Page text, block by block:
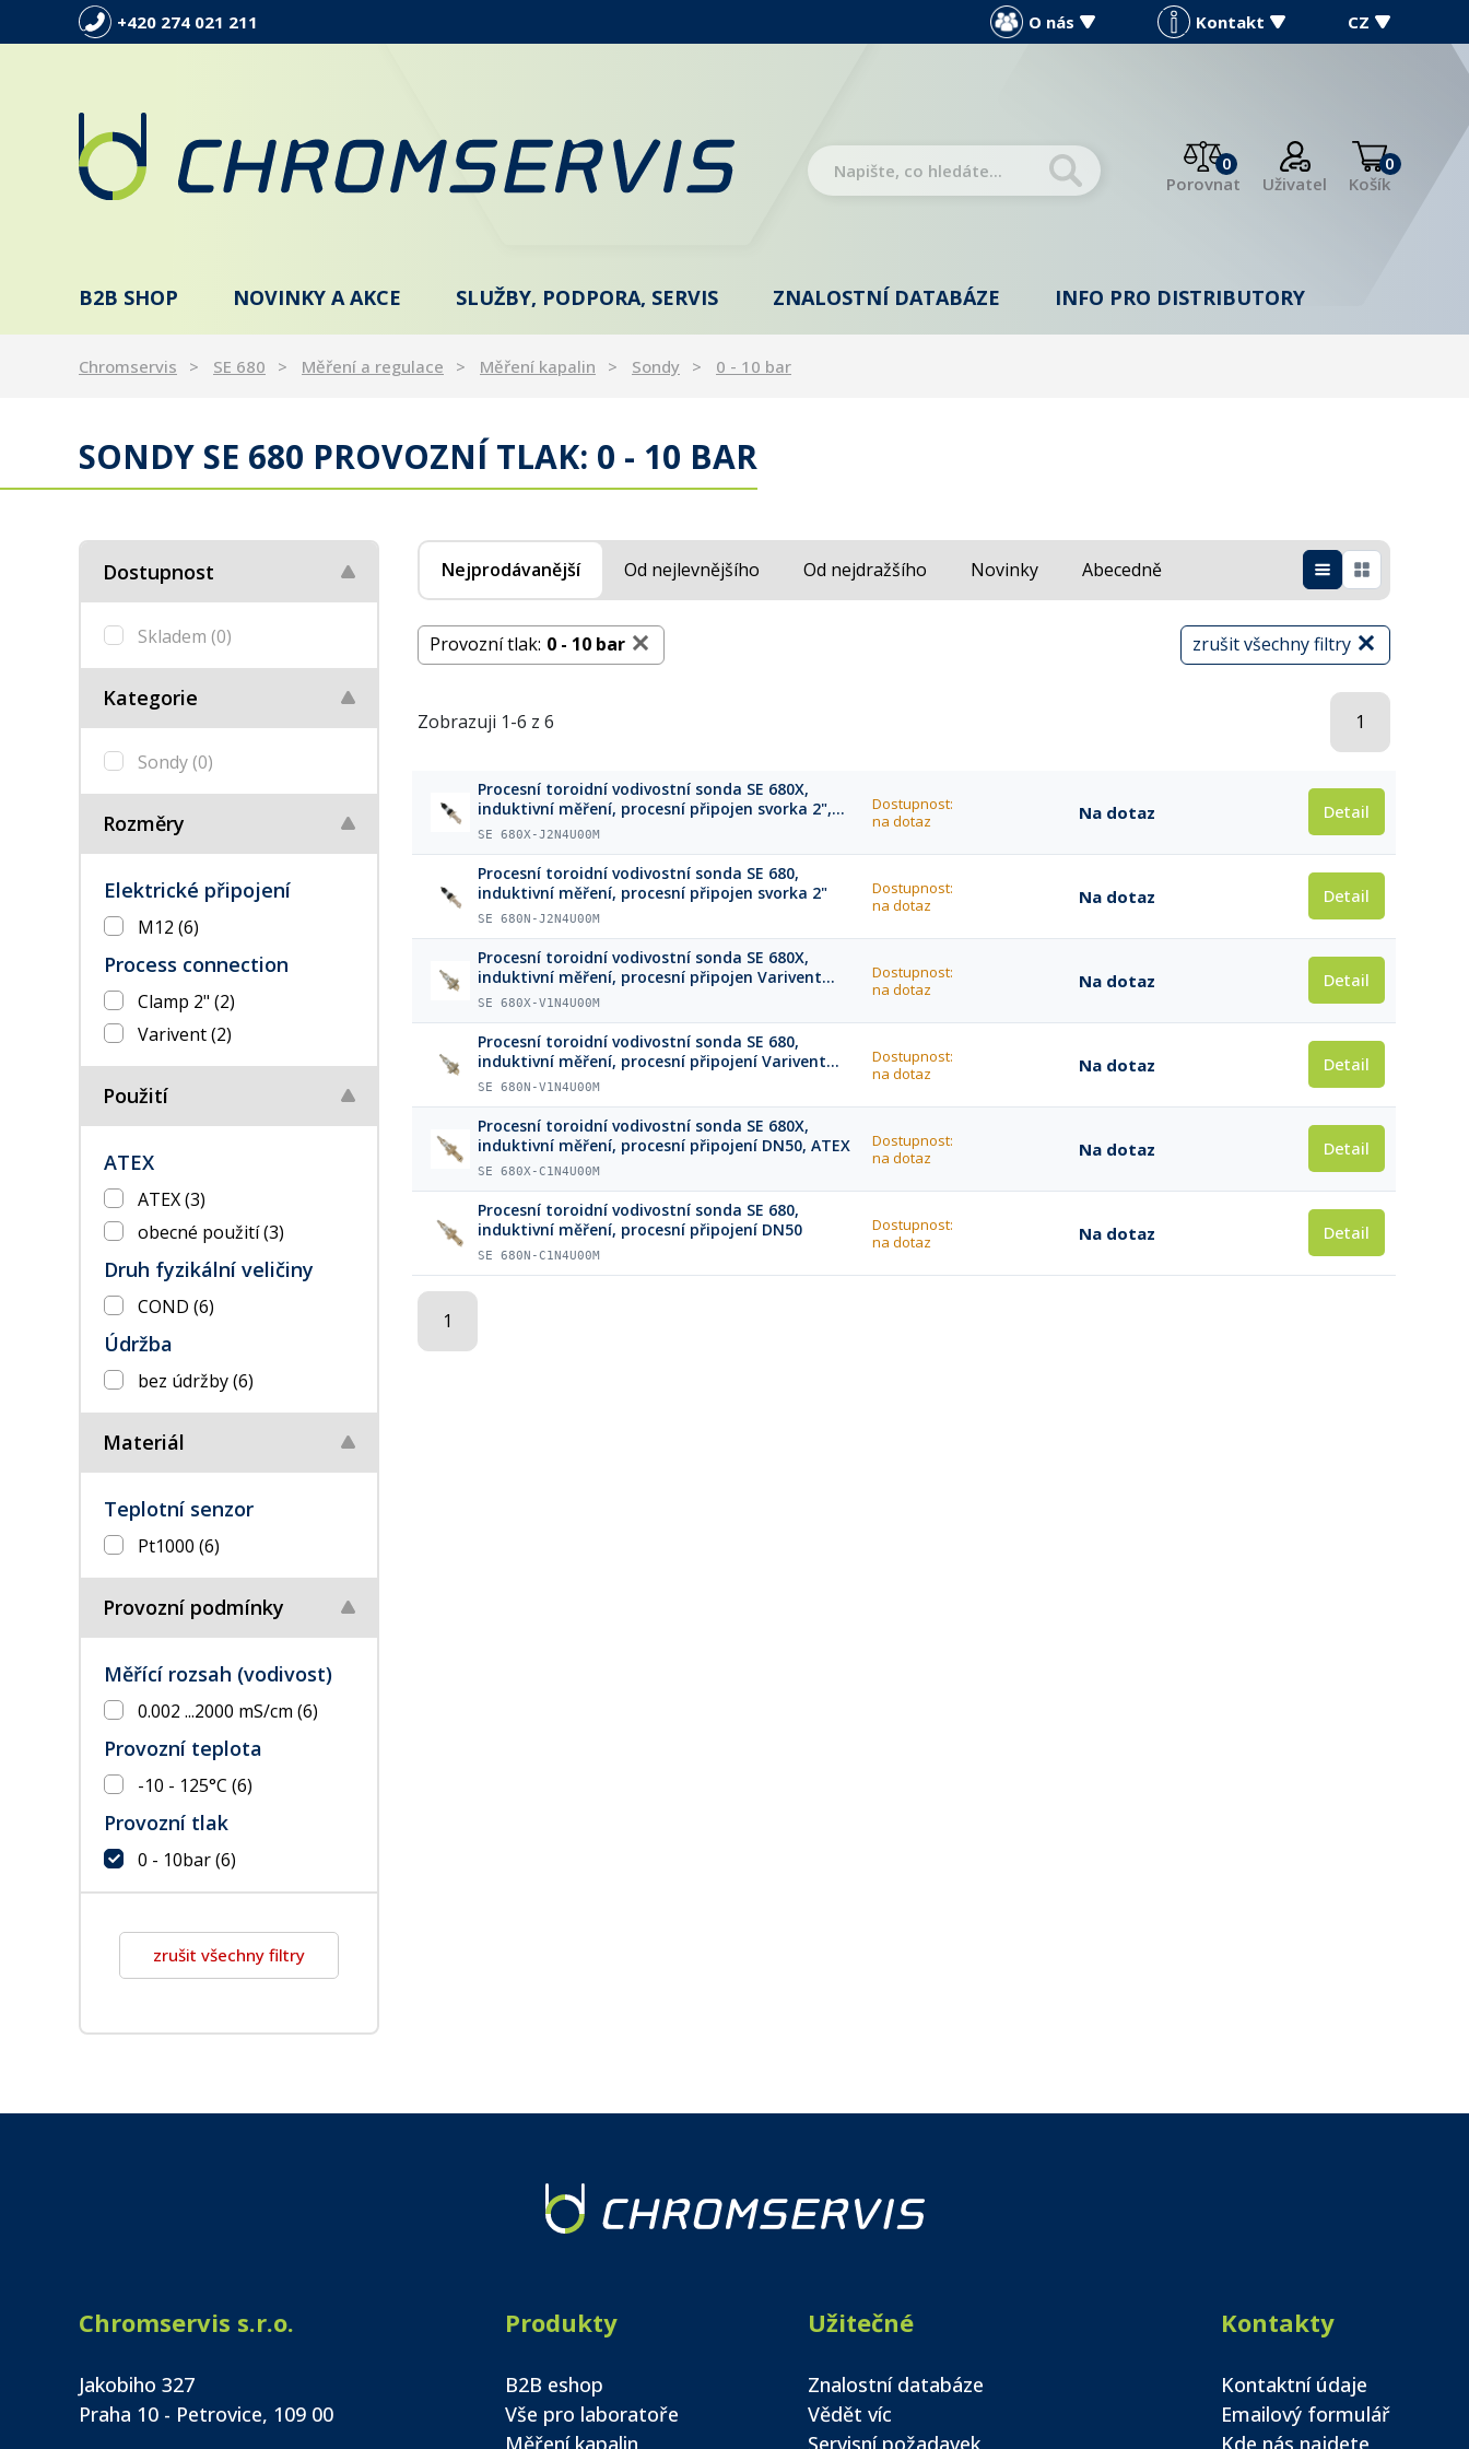
+420 274 021 211 O nás Kontakt CZ
0
Porovnat
Uživatel
0
Košík
B2B SHOP NOVINKY A AKCE SLUŽBY, PODPORA, SERVIS ZNALOSTNÍ DATABÁZE INFO PRO DISTRIBUTORY
Chromservis SE 680 Měření a regulace Měření kapalin Sondy 0 - 10 bar
SONDY SE 680 PROVOZNÍ TLAK: 0 - 10 BAR
Dostupnost
Skladem (0)
Kategorie
Sondy(0)
Rozměry
Elektrické připojení
M12 (6)
Process connection
Clamp 2" (2)
Varivent(2)
Použití
ATEX
ATEX(3)
obecné použití(3)
Druh fyzikální veličiny
COND (6)
Údržba
bez údržby(6)
Materiál
Teplotní senzor
Pt1000 (6)
Provozní podmínky
Měřící rozsah (vodivost)
0.002 ...2000 mS/cm (6)
Provozní teplota
-10 - 125°C (6)
Provozní tlak
0 - 10bar(6)
zrušit všechny filtry
Nejprodávanější Od nejlevnějšího Od nejdražšího Novinky Abecedně
zrušit všechny filtry
Provozní tlak: 0 - 10 bar
Zobrazuji 1-6 z 6 1
Procesní toroidní vodivostní sonda SE 680X,
induktivní měření, procesní připojen svorka 2",
ATEX
SE 680X-J2N4U00M
Dostupnost:
na dotaz
Na dotaz Detail
Procesní toroidní vodivostní sonda SE 680,
induktivní měření, procesní připojen svorka 2"
SE 680N-J2N4U00M
Dostupnost:
na dotaz
Na dotaz Detail
Procesní toroidní vodivostní sonda SE 680X,
induktivní měření, procesní připojen Varivent
DN50, ATEX
SE 680X-V1N4U00M
Dostupnost:
na dotaz
Na dotaz Detail
Procesní toroidní vodivostní sonda SE 680,
induktivní měření, procesní připojení Varivent
DN50
SE 680N-V1N4U00M
Dostupnost:
na dotaz
Na dotaz Detail
Procesní toroidní vodivostní sonda SE 680X,
induktivní měření, procesní připojení DN50, ATEX
SE 680X-C1N4U00M
Dostupnost:
na dotaz
Na dotaz Detail
Procesní toroidní vodivostní sonda SE 680,
induktivní měření, procesní připojení DN50
SE 680N-C1N4U00M
Dostupnost:
na dotaz
Na dotaz Detail
1
Chromservis s.r.o.
Jakobiho 327
Praha 10 - Petrovice, 109 00
Produkty
B2B eshop
Vše pro laboratoře
Měření kapalin
Užitečné
Znalostní databáze
Vědět víc
Servisní požadavek
Kontakty
Kontaktní údaje
Emailový formulář
Kde nás najdete